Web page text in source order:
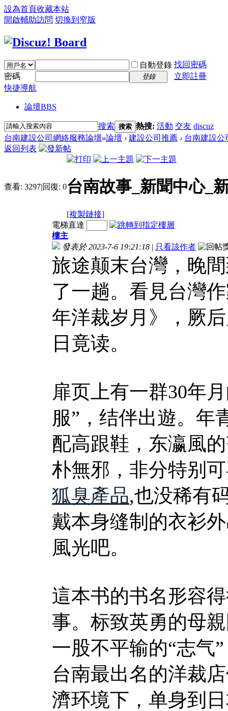
設為首頁收藏本站
開啟輔助訪問 切換到窄版
自動登錄 找回密碼
密碼
登錄
立即註冊
快捷導航
論壇BBS
搜索 搜索 熱搜: 活動 交友 discuz
台南建設公司網絡服務論壇»論壇 › 建設公司推薦 › 台南建設公
返回列表
查看: 3297|回復: 0台南故事_新聞中心_
[複製鏈接]
電梯直達
樓主
發表於 2023-7-6 19:21:18 | 只看該作者
旅途颠末台灣，晚
了一趟。看見台灣
年洋裁岁月》，厥
日竟读。
扉页上有一群30年
服”，结伴出遊。年
配高跟鞋，东瀛風
朴無邪，非分特别
狐臭產品,也没稀有
戴本身缝制的衣衫
風光吧。
這本书的书名形容
事。标致英勇的母
一股不平输的“志气
台南最出名的洋裁
濟环境下，单身到